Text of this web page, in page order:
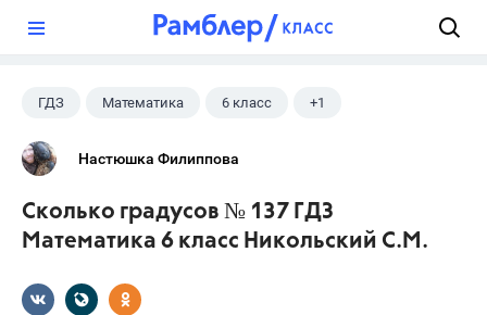
ГДЗ Математика 6 класс +1
Никольский С.М.
Настюшка Филиппова
Сколько градусов № 137 ГДЗ
Математика 6 класс Никольский С.М.